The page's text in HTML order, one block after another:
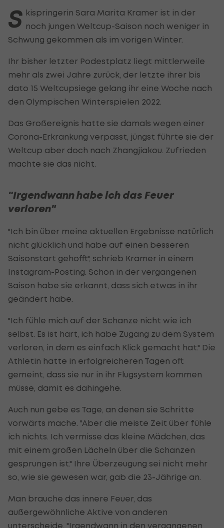
S kispringerin Sara Marita Kramer ist in der
noch jungen Weltcup-Saison noch weniger in
Schwung gekommen als im vorigen Winter.
Ihr bisher letzter Podestplatz liegt mittlerweile
mehr als zwei Jahre zurück, der letzte ihrer bis
dato 15 Weltcupsiege gelang ihr eine Woche nach
den Olympischen Winterspielen 2022.
Das Großereignis hatte sie damals wegen einer
Corona-Erkrankung verpasst, jüngst führte sie der
Weltcup aber doch nach Zhangjiakou. Zufrieden
machte sie das nicht.
"Irgendwann habe ich das Feuer
verloren"
"Ich bin über meine aktuellen Ergebnisse natürlich
nicht glücklich und habe auf einen besseren
Saisonstart gehofft", schrieb Kramer in einem
Instagram-Posting. Schon in der vergangenen
Saison habe sie erkannt, dass sich etwas in ihr
geändert habe.
"Ich fühle mich auf der Schanze nicht wie ich
selbst. Es ist hart, ich habe Zugang zu dem System
verloren, in dem es einfach Klick gemacht hat." Die
Athletin hatte in erfolgreicheren Tagen oft
gemeint, dass sie nur in ihr Flugsystem kommen
müsse, damit es dahingehe.
Auch nun gebe es Tage, an denen sie Schritte
vorwärts mache. "Aber die meiste Zeit über fühle
ich nichts. Ich vermisse das kleine Mädchen, das
mit einem großen Lächeln über die Schanzen
gesprungen ist." Ihre Überzeugung sei nicht mehr
so, wie sie gewesen war, gab die 23-Jährige an.
Man brauche das innere Feuer, das
außergewöhnliche Aktive von anderen
unterscheide. "Irgendwann in den vergangenen